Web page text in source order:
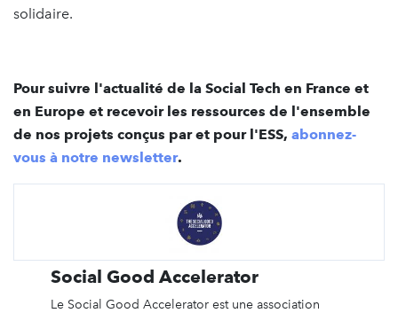
solidaire.
Pour suivre l'actualité de la Social Tech en France et
en Europe et recevoir les ressources de l'ensemble
de nos projets conçus par et pour l'ESS, abonnez-
vous à notre newsletter.
Social Good Accelerator
Le Social Good Accelerator est une association